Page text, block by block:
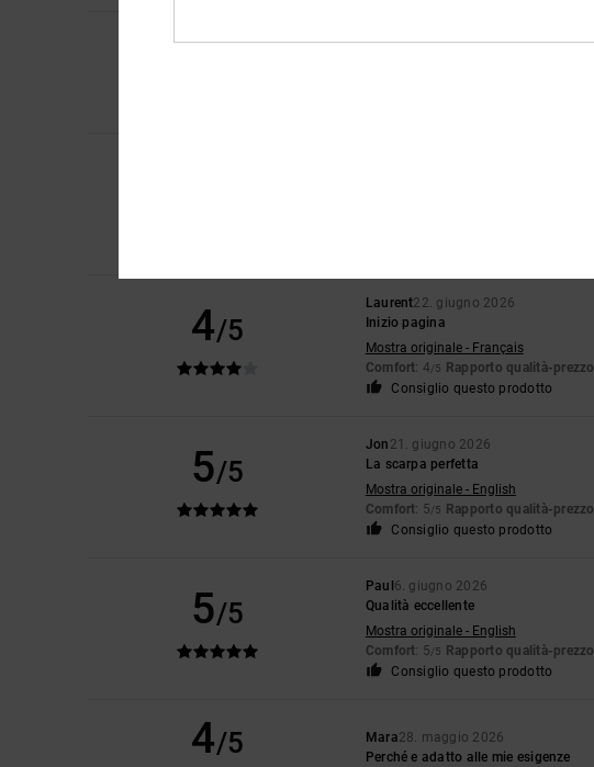
4 Niek9. luglio 2026
4/5
Laurent22. giugno 2026
Inizio pagina
Mostra originale - Français
Comfort: 4/5 Rapporto qualità-prezzo
Consiglio questo prodotto
5/5
Jon 21. giugno 2026
La scarpa perfetta
Mostra originale - English
Comfort: 5/5 Rapporto qualità-prezzo
Consiglio questo prodotto
5/5
Paul 6. giugno 2026
Qualità eccellente
Mostra originale - English
Comfort: 5/5 Rapporto qualità-prezzo
Consiglio questo prodotto
4/5 Mara28. maggio 2026
Perché e adatto alle mie esigenze